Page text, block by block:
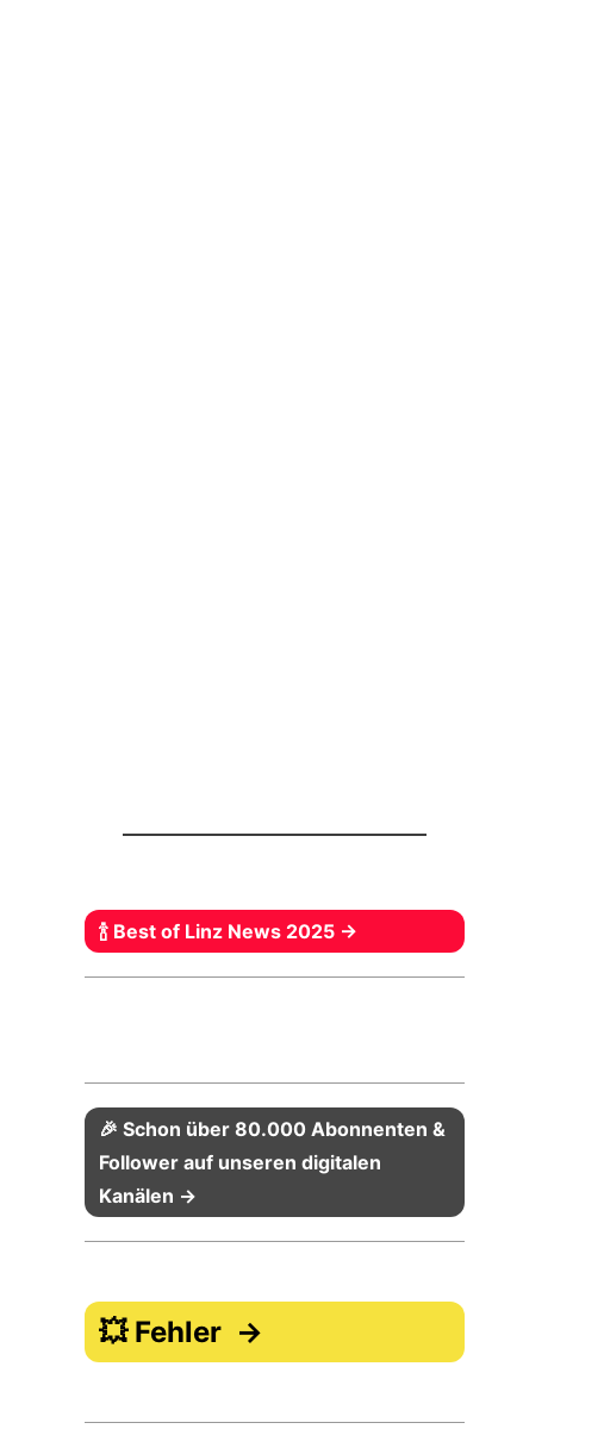
🍾 Best of Linz News 2025 →
🎉 Schon über 80.000 Abonnenten &
Follower auf unseren digitalen
Kanälen →
💥 Fehler →